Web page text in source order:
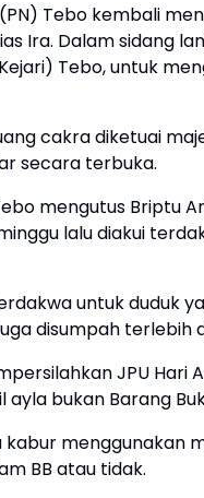
Tebo kembali
Ira. Dalam sidang
Tebo, untuk
cakra diketuai
secara terbuka.
mengutus Briptu
lalu diakui
untuk duduk
disumpah terlebih
JPU
bukan Barang
menggunakan
BB atau tidak.